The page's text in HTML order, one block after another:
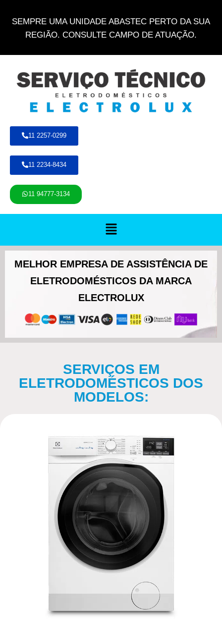
SEMPRE UMA UNIDADE ABASTEC PERTO DA SUA
REGIÃO. CONSULTE CAMPO DE ATUAÇÃO.
11 2257-0299
11 2234-8434
11 94777-3134
MELHOR EMPRESA DE ASSISTÊNCIA DE
ELETRODOMÉSTICOS DA MARCA
ELECTROLUX
SERVIÇOS EM
ELETRODOMÉSTICOS DOS
MODELOS: